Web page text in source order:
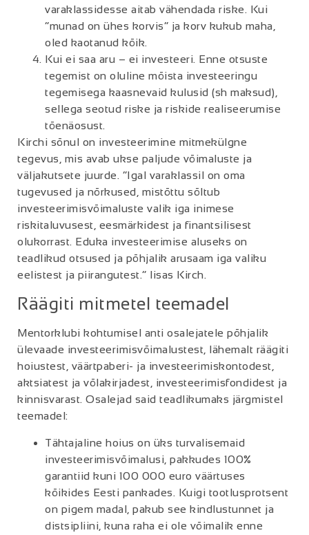
varaklassidesse aitab vähendada riske. Kui
“munad on ühes korvis” ja korv kukub maha,
oled kaotanud kõik.
Kui ei saa aru – ei investeeri. Enne otsuste
tegemist on oluline mõista investeeringu
tegemisega kaasnevaid kulusid (sh maksud),
sellega seotud riske ja riskide realiseerumise
tõenäosust.
Kirchi sõnul on investeerimine mitmekülgne
tegevus, mis avab ukse paljude võimaluste ja
väljakutsete juurde. “Igal varaklassil on oma
tugevused ja nõrkused, mistõttu sõltub
investeerimisvõimaluste valik iga inimese
riskitaluvusest, eesmärkidest ja finantsilisest
olukorrast. Eduka investeerimise aluseks on
teadlikud otsused ja põhjalik arusaam iga valiku
eelistest ja piirangutest.” lisas Kirch.
Räägiti mitmetel teemadel
Mentorklubi kohtumisel anti osalejatele põhjalik
ülevaade investeerimisvõimalustest, lähemalt räägiti
hoiustest, väärtpaberi- ja investeerimiskontodest,
aktsiatest ja võlakirjadest, investeerimisfondidest ja
kinnisvarast. Osalejad said teadlikumaks järgmistel
teemadel:
Tähtajaline hoius on üks turvalisemaid
investeerimisvõimalusi, pakkudes 100%
garantiid kuni 100 000 euro väärtuses
kõikides Eesti pankades. Kuigi tootlusprotsent
on pigem madal, pakub see kindlustunnet ja
distsipliini, kuna raha ei ole võimalik enne